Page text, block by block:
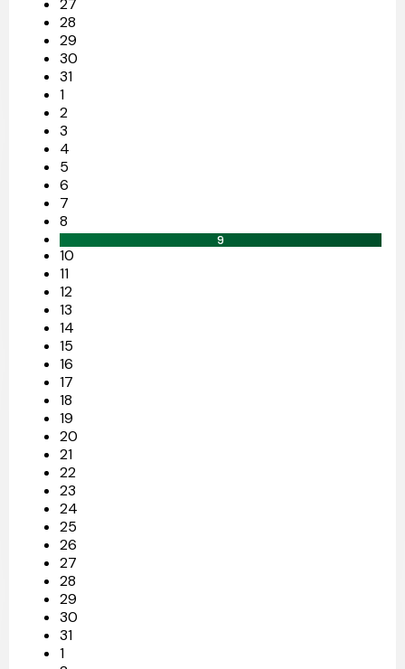
27
28
29
30
31
1
2
3
4
5
6
7
8
9
10
11
12
13
14
15
16
17
18
19
20
21
22
23
24
25
26
27
28
29
30
31
1